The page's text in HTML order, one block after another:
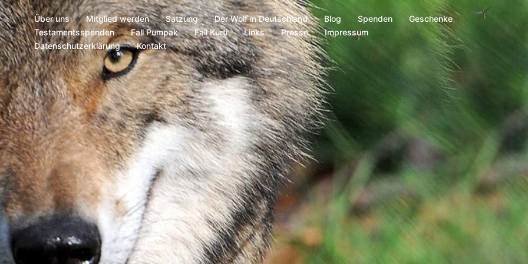
Über uns Mitglied werden Satzung Der Wolf in Deutschland Blog Spenden
Geschenke
Testamentsspenden
Fall Pumpak Fall Kurti Links Presse
Impressum
Datenschutzerklärung
Kontakt